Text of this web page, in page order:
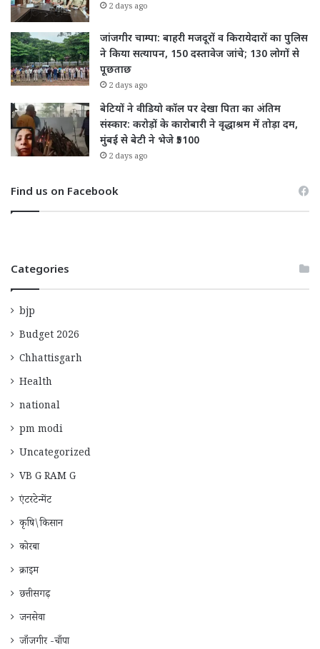
2 days ago
जांजगीर चाम्पा: बाहरी मजदूरों व किरायेदारों का पुलिस
ने किया सत्यापन, 150 दस्तावेज जांचे; 130 लोगों से
पूछताछ
2 days ago
बेटियों ने वीडियो कॉल पर देखा पिता का अंतिम
संस्कार: करोड़ों के कारोबारी ने वृद्धाश्रम में तोड़ा दम,
मुंबई से बेटी ने भेजे ₹5100
2 days ago
Find us on Facebook
Categories
bjp
Budget 2026
Chhattisgarh
Health
national
pm modi
Uncategorized
VB G RAM G
एंटरटेन्मेंट
कृषि\किसान
कोरबा
क्राइम
छत्तीसगढ़
जनसेवा
जाँजगीर -चाँपा